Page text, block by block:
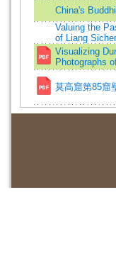
China's
Valuing the
of Liang
Visualizing
Photographs
莫高窟第85窟